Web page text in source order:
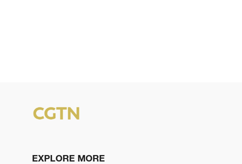
EXPLORE MORE